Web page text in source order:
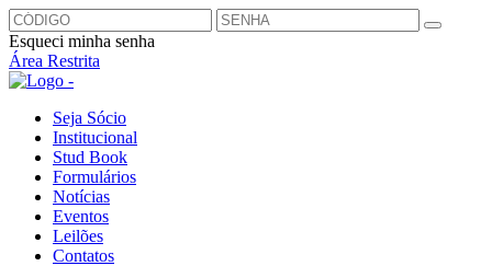
Esqueci minha senha
Área Restrita
Seja Sócio
Institucional
Stud Book
Formulários
Notícias
Eventos
Leilões
Contatos